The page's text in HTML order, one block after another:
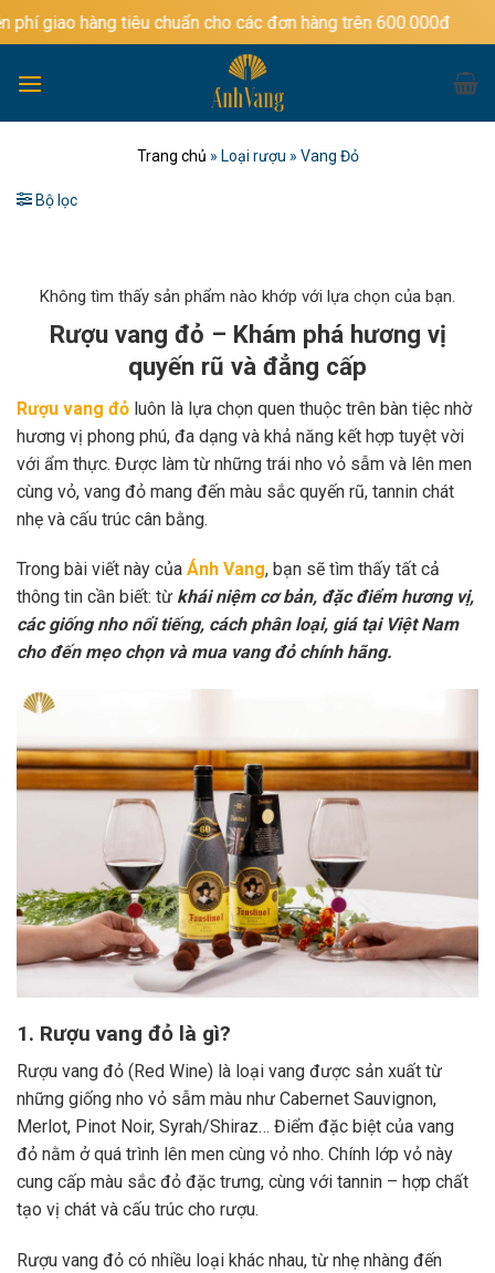
Bỏ
qua
dung
tiêu chuẩn cho các đơn hàng trên 600.000đ
Trang chủ » Loại rượu » Vang Đỏ
Bộ lọc
Không tìm thấy sản phẩm nào khớp với lựa chọn của bạn.
Rượu vang đỏ – Khám phá hương vị
quyến rũ và đẳng cấp
Rượu vang đỏ luôn là lựa chọn quen thuộc trên bàn tiệc nhờ
hương vị phong phú, đa dạng và khả năng kết hợp tuyệt vời
với ẩm thực. Được làm từ những trái nho vỏ sẫm và lên men
cùng vỏ, vang đỏ mang đến màu sắc quyến rũ, tannin chát
nhẹ và cấu trúc cân bằng.
Trong bài viết này của Ánh Vang, bạn sẽ tìm thấy tất cả
thông tin cần biết: từ khái niệm cơ bản, đặc điểm hương vị,
các giống nho nổi tiếng, cách phân loại, giá tại Việt Nam
cho đến mẹo chọn và mua vang đỏ chính hãng.
1. Rượu vang đỏ là gì?
Rượu vang đỏ (Red Wine) là loại vang được sản xuất từ
những giống nho vỏ sẫm màu như Cabernet Sauvignon,
Merlot, Pinot Noir, Syrah/Shiraz… Điểm đặc biệt của vang
đỏ nằm ở quá trình lên men cùng vỏ nho. Chính lớp vỏ này
cung cấp màu sắc đỏ đặc trưng, cùng với tannin – hợp chất
tạo vị chát và cấu trúc cho rượu.
Rượu vang đỏ có nhiều loại khác nhau, từ nhẹ nhàng đến